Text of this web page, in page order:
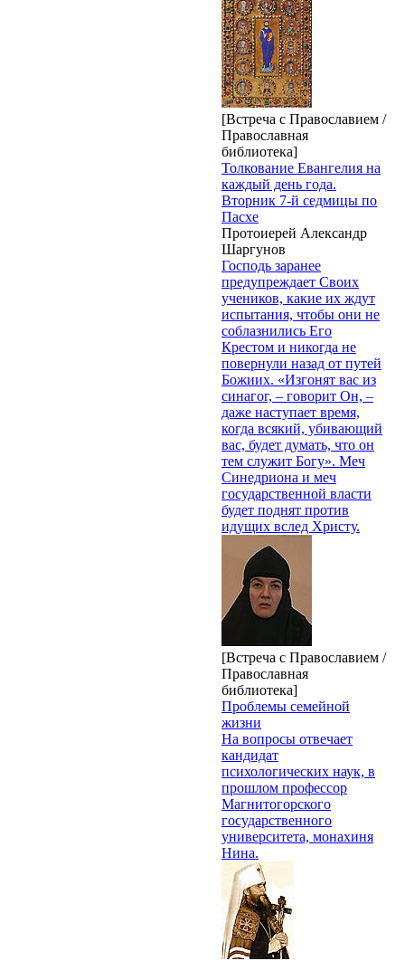
[Встреча с Православием /
Православная
библиотека]
Толкование Евангелия на
каждый день года.
Вторник 7-й седмицы по
Пасхе
Протоиерей Александр
Шаргунов
Господь заранее
предупреждает Своих
учеников, какие их ждут
испытания, чтобы они не
соблазнились Его
Крестом и никогда не
повернули назад от путей
Божиих. «Изгонят вас из
синагог, – говорит Он, –
даже наступает время,
когда всякий, убивающий
вас, будет думать, что он
тем служит Богу». Меч
Синедриона и меч
государственной власти
будет поднят против
идущих вслед Христу.
[Встреча с Православием /
Православная
библиотека]
Проблемы семейной
жизни
На вопросы отвечает
кандидат
психологических наук, в
прошлом профессор
Магнитогорского
государственного
университета, монахиня
Нина.